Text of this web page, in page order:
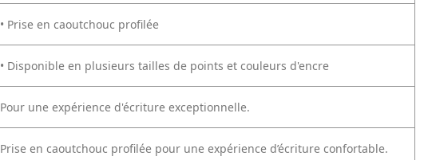
• Prise en caoutchouc profilée
• Disponible en plusieurs tailles de points et couleurs d'encre
Pour une expérience d'écriture exceptionnelle.
Prise en caoutchouc profilée pour une expérience d’écriture confortable.